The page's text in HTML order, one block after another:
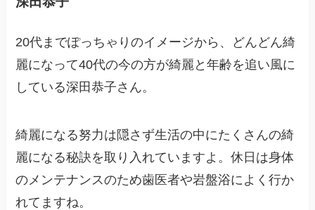
20代までぽっちゃりのイメージから、どんどん綺
麗になって40代の今の方が綺麗と年齢を追い風に
している深田恭子さん。
綺麗になる努力は隠さず生活の中にたくさんの綺
麗になる秘訣を取り入れていますよ。休日は身体
のメンテナンスのため歯医者や岩盤浴によく行か
れてますね。